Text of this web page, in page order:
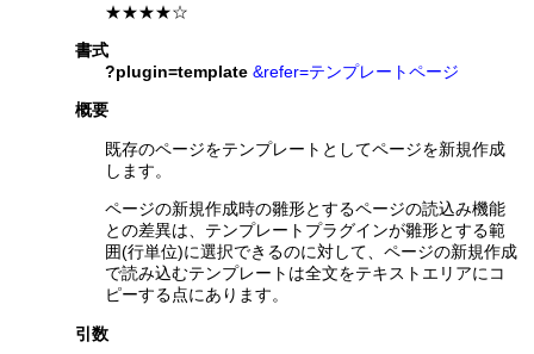
★★★★☆
書式
?plugin=template &refer=テンプレートページ
概要
既存のページをテンプレートとしてページを新規作成
します。
ページの新規作成時の雛形とするページの読込み機能
との差異は、テンプレートプラグインが雛形とする範
囲(行単位)に選択できるのに対して、ページの新規作成
で読み込むテンプレートは全文をテキストエリアにコ
ピーする点にあります。
引数